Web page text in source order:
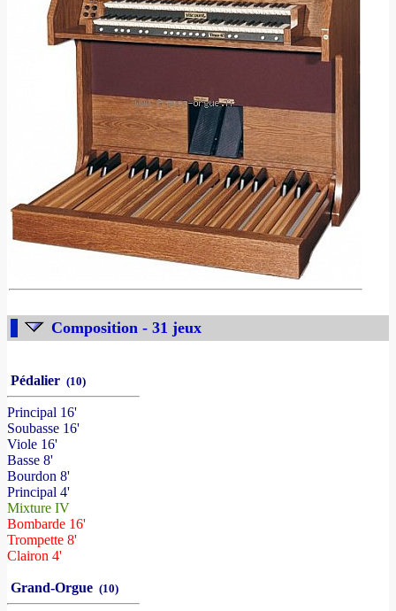
Composition - 31 jeux
Pédalier (10)
Principal 16'
Soubasse 16'
Viole 16'
Basse 8'
Bourdon 8'
Principal 4'
Mixture IV
Bombarde 16'
Trompette 8'
Clairon 4'
Grand-Orgue (10)